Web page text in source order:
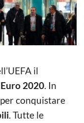
il
Euro 2020. In
conquistare
. Tutte le